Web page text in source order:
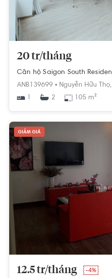
20 tr/tháng
ANB139699 • Nguyễn Hữu Thọ,
2 105 m²
GIẢM GIÁ
12.5 tr/tháng -4%